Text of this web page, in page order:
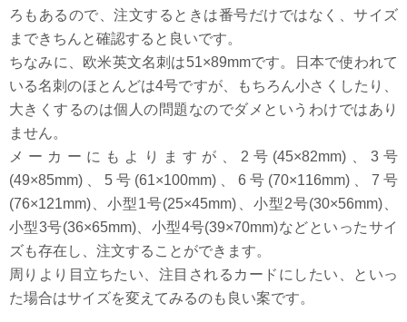
ろもあるので、注文するときは番号だけではなく、サイズ
まできちんと確認すると良いです。
ちなみに、欧米英文名刺は51×89mmです。日本で使われて
いる名刺のほとんどは4号ですが、もちろん小さくしたり、
大きくするのは個人の問題なのでダメというわけではあり
ません。
メーカーにもよりますが、2号(45×82mm)、3号
(49×85mm)、5号(61×100mm)、6号(70×116mm)、7号
(76×121mm)、小型1号(25×45mm)、小型2号(30×56mm)、
小型3号(36×65mm)、小型4号(39×70mm)などといったサイ
ズも存在し、注文することができます。
周りより目立ちたい、注目されるカードにしたい、といっ
た場合はサイズを変えてみるのも良い案です。